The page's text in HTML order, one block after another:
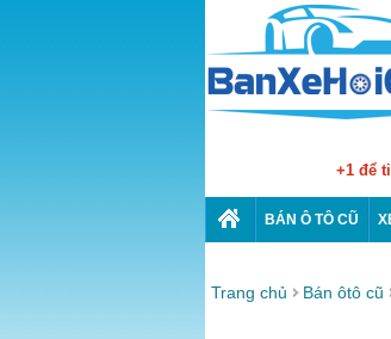
+1 để
BÁN Ô TÔ CŨ
Trang chủ Bán ôtô cũ